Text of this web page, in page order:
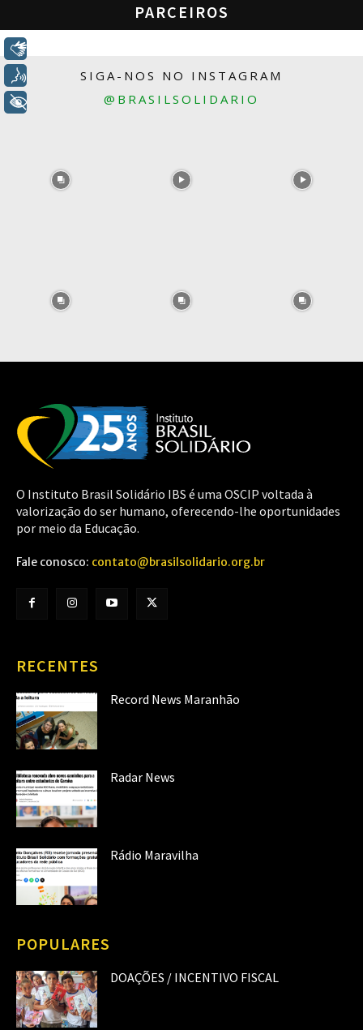
PARCEIROS
SIGA-NOS NO INSTAGRAM
@BRASILSOLIDARIO
O Instituto Brasil Solidário IBS é uma OSCIP voltada à
valorização do ser humano, oferecendo-lhe oportunidades
por meio da Educação.
Fale conosco: contato@brasilsolidario.org.br
RECENTES
Record News Maranhão
Radar News
Rádio Maravilha
POPULARES
DOAÇÕES / INCENTIVO FISCAL
+ Acessibilidade